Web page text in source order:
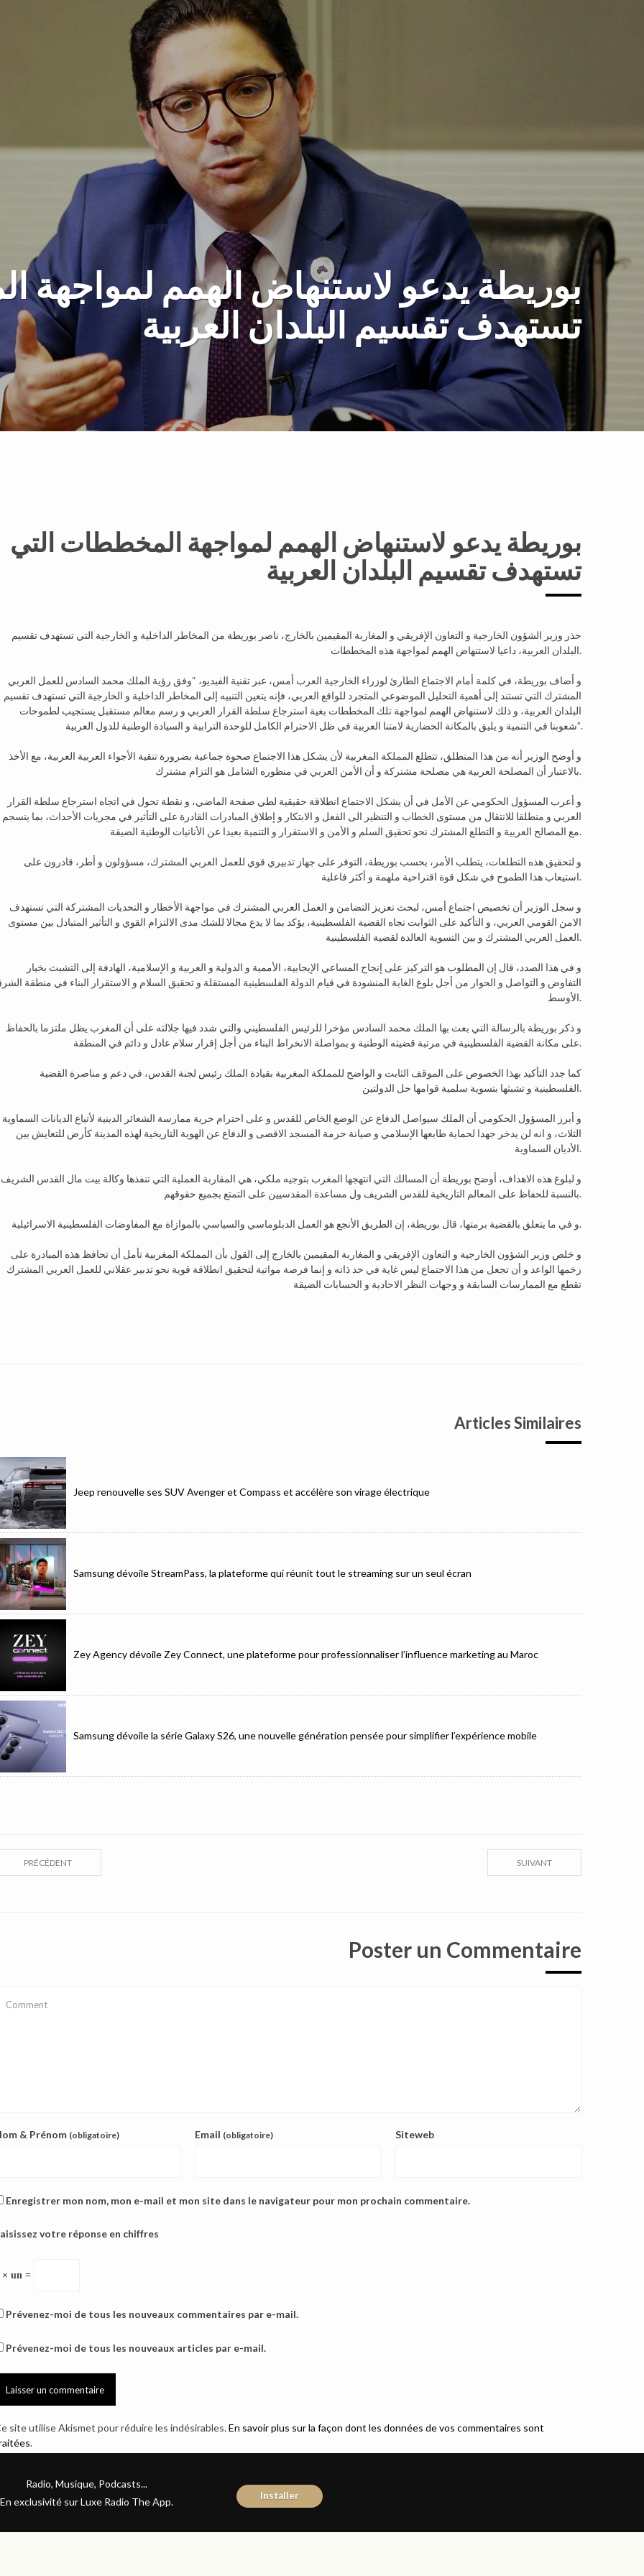
بوريطة يدعو لاستنهاض الهمم لمواجهة
تستهدف تقسيم البلدان العربية
بوريطة يدعو لاستنهاض الهمم لمواجهة المخططات التي
تستهدف تقسيم البلدان العربية
حذر وزير الشؤون الخارجية و التعاون الإفريقي و المغاربة المقيمين بالخارج، ناصر بوريطة من المخاطر الداخلية و الخارجية التي تستهدف تقسيم
البلدان العربية، داعيا لاستنهاض الهمم لمواجهة هذه المخططات.
و أضاف بوريطة، في كلمة أمام الاجتماع الطارئ لوزراء الخارجية العرب أمس، عبر تقنية الفيديو، “وفق رؤية الملك محمد السادس للعمل العربي
المشترك التي تستند إلى أهمية التحليل الموضوعي المتجرد للواقع العربي، فإنه يتعين التنبيه إلى المخاطر الداخلية و الخارجية التي تستهدف تقسيم
البلدان العربية، و ذلك لاستنهاض الهمم لمواجهة تلك المخططات بغية استرجاع سلطة القرار العربي و رسم معالم مستقبل يستجيب لطموحات
شعوبنا في التنمية و يليق بالمكانة الحضارية لامتنا العربية في ظل الاحترام الكامل للوحدة الترابية و السيادة الوطنية للدول العربية”.
و أوضح الوزير أنه من هذا المنطلق، تتطلع المملكة المغربية لأن يشكل هذا الاجتماع صحوة جماعية بضرورة تنقية الأجواء العربية العربية، مع الأخذ
بالاعتبار أن المصلحة العربية هي مصلحة مشتركة و أن الأمن العربي في منظوره الشامل هو التزام مشترك.
و أعرب المسؤول الحكومي عن الأمل في أن يشكل الاجتماع انطلاقة حقيقية لطي صفحة الماضي، و نقطة تحول في اتجاه استرجاع سلطة القرار
العربي و منطلقا للانتقال من مستوى الخطاب و التنظير الى الفعل و الابتكار و إطلاق المبادرات القادرة على التأثير في مجريات الأحداث، بما ينسجم
مع المصالح العربية و التطلع المشترك نحو تحقيق السلم و الأمن و الاستقرار و التنمية بعيدا عن الأنانيات الوطنية الضيقة.
و لتحقيق هذه التطلعات، يتطلب الأمر، بحسب بوريطة، التوفر على جهاز تدبيري قوي للعمل العربي المشترك، مسؤولون و أطر، قادرون على
استيعاب هذا الطموح في شكل قوة اقتراحية ملهمة و أكثر فاعلية.
و سجل الوزير أن تخصيص اجتماع أمس، لبحث تعزيز التضامن و العمل العربي المشترك في مواجهة الأخطار و التحديات المشتركة التي تستهدف
الامن القومي العربي، و التأكيد على الثوابت تجاه القضية الفلسطينية، يؤكد بما لا يدع مجالا للشك مدى الالتزام القوي و التأثير المتبادل بين مستوى
العمل العربي المشترك و بين التسوية العالدة لقضية الفلسطينية.
و في هذا الصدد، قال إن المطلوب هو التركيز على إنجاح المساعي الإيجابية، الأممية و الدولية و العربية و الإسلامية، الهادفة إلى التشبث بخيار
التفاوض و التواصل و الحوار من أجل بلوغ الغاية المنشودة في قيام الدولة الفلسطينية المستقلة و تحقيق السلام و الاستقرار البناء في منطقة
الأوسط.
و ذكر بوريطة بالرسالة التي بعث بها الملك محمد السادس مؤخرا للرئيس الفلسطيني والتي شدد فيها جلالته على أن المغرب يظل ملتزما بالحفاظ
على مكانة القضية الفلسطينية في مرتبة قضيته الوطنية و بمواصلة الانخراط البناء من أجل إقرار سلام عادل و دائم في المنطقة.
كما جدد التأكيد بهذا الخصوص على الموقف الثابت و الواضح للمملكة المغربية بقيادة الملك رئيس لجنة القدس، في دعم و مناصرة القضية
الفلسطينية و تشبثها بتسوية سلمية قوامها حل الدولتين.
و أبرز المسؤول الحكومي أن الملك سيواصل الدفاع عن الوضع الخاص للقدس و على احترام حرية ممارسة الشعائر الدينية لأتباع الديانات السماوية
الثلاث، و انه لن يدخر جهدا لحماية طابعها الإسلامي و صيانة حرمة المسجد الاقصى و الدفاع عن الهوية التاريخية لهذه المدينة كأرض للتعايش بين
الأديان السماوية.
و لبلوغ هذه الاهداف، أوضح بوريطة أن المسالك التي انتهجها المغرب بتوجيه ملكي، هي المقاربة العملية التي تنفذها وكالة بيت مال القدس الشريف
بالنسبة للحفاظ على المعالم التاريخية للقدس الشريف ول مساعدة المقدسيين على التمتع بجميع حقوقهم.
و في ما يتعلق بالقضية برمتها، قال بوريطة، إن الطريق الأنجع هو العمل الدبلوماسي والسياسي بالموازاة مع المفاوضات الفلسطينية الاسرائيلية.
و خلص وزير الشؤون الخارجية و التعاون الإفريقي و المغاربة المقيمين بالخارج إلى القول بأن المملكة المغربية تأمل أن تحافظ هذه المبادرة على
زخمها الواعد و أن تجعل من هذا الاجتماع ليس غاية في حد ذاته و إنما فرصة مواتية لتحقيق انطلاقة قوية نحو تدبير عقلاني للعمل العربي المشترك
تقطع مع الممارسات السابقة و وجهات النظر الاحادية و الحسابات الضيقة
Articles Similaires
Jeep renouvelle ses SUV Avenger et Compass et accélère son virage électrique
Samsung dévoile StreamPass, la plateforme qui réunit tout le streaming sur un seul écran
Zey Agency dévoile Zey Connect, une plateforme pour professionnaliser l’influence marketing au Maroc
Samsung dévoile la série Galaxy S26, une nouvelle génération pensée pour simplifier l’expérience mobile
SUIVANT
PRÉCÉDENT
Poster un Commentaire
& Prénom (obligatoire) Email (obligatoire) Siteweb
Enregistrer mon nom, mon e-mail et mon site dans le navigateur pour mon prochain commentaire.
votre réponse en chiffres
× un =
Prévenez-moi de tous les nouveaux commentaires par e-mail.
Prévenez-moi de tous les nouveaux articles par e-mail.
site utilise Akismet pour réduire les indésirables.En savoir plus sur la façon dont les données de vos commentaires sont
.
Radio, Musique, Podcasts...
En exclusivité sur Luxe Radio The App.
Installer